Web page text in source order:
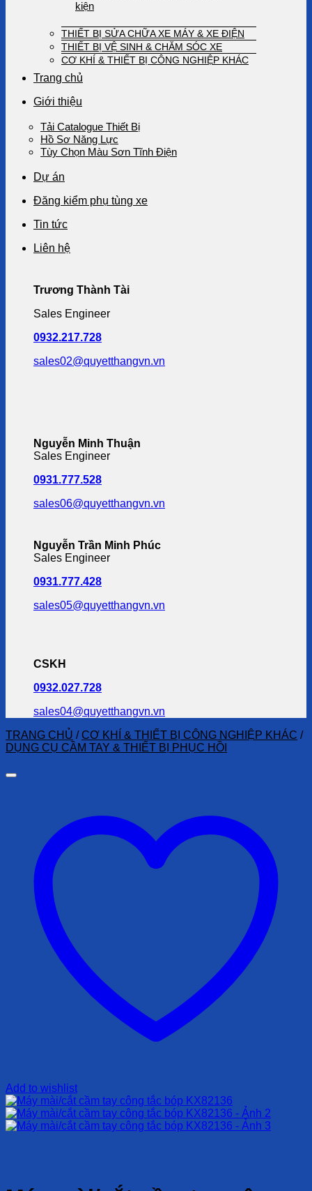
kiện
THIẾT BỊ SỬA CHỮA XE MÁY & XE ĐIỆN
THIẾT BỊ VỆ SINH & CHĂM SÓC XE
CƠ KHÍ & THIẾT BỊ CÔNG NGHIỆP KHÁC
Trang chủ
Giới thiệu
Tải Catalogue Thiết Bị
Hồ Sơ Năng Lực
Tùy Chọn Màu Sơn Tĩnh Điện
Dự án
Đăng kiểm phụ tùng xe
Tin tức
Liên hệ
Trương Thành Tài
Sales Engineer
0932.217.728
sales02@quyetthangvn.vn
Nguyễn Minh Thuận
Sales Engineer
0931.777.528
sales06@quyetthangvn.vn
Nguyễn Trần Minh Phúc
Sales Engineer
0931.777.428
sales05@quyetthangvn.vn
CSKH
0932.027.728
sales04@quyetthangvn.vn
TRANG CHỦ / CƠ KHÍ & THIẾT BỊ CÔNG NGHIỆP KHÁC /
DỤNG CỤ CẦM TAY & THIẾT BỊ PHỤC HỒI
Add to wishlist